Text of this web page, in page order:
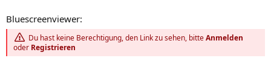
Bluescreenviewer:
Du hast keine Berechtigung, den Link zu sehen, bitteAnmelden
oder Registrieren